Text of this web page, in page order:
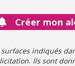
Créer mon
indiqués
Ils sont